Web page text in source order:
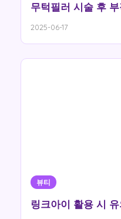
무턱필러 시술 후
2025-06-17
뷰티
링크아이 활용 시